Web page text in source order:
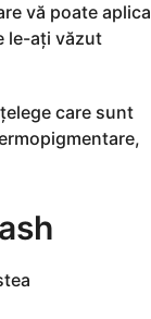
vă poate aplica
le-ați văzut
care sunt